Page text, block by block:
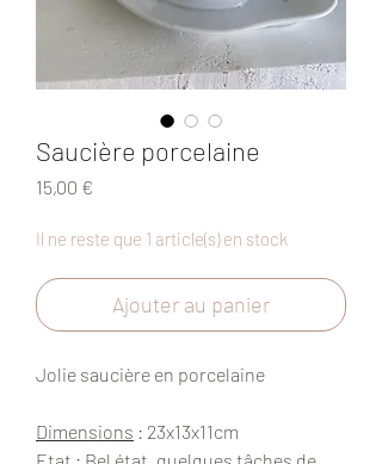
Saucière porcelaine
15,00 €
Il ne reste que 1 article(s) en stock
Ajouter au panier
Jolie saucière en porcelaine
Dimensions : 23x13x11cm